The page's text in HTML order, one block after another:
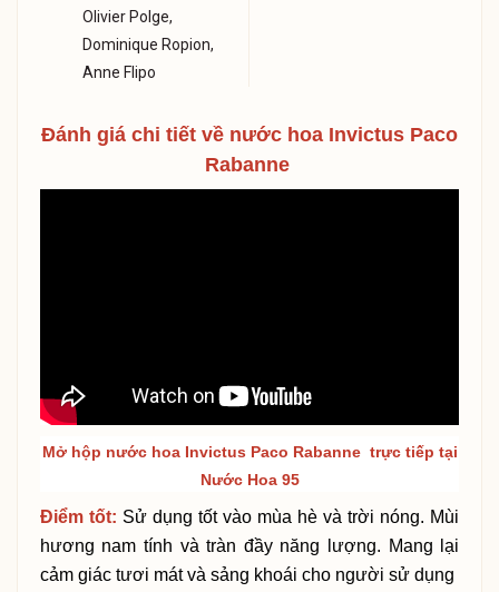
Olivier Polge,
Dominique Ropion,
Anne Flipo
Đánh giá chi tiết về nước hoa Invictus Paco
Rabanne
Mở hộp nước hoa Invictus Paco Rabanne trực tiếp tại
Nước Hoa 95
Điểm tốt: Sử dụng tốt vào mùa hè và trời nóng. Mùi
hương nam tính và tràn đầy năng lượng. Mang lại
cảm giác tươi mát và sảng khoái cho người sử dụng